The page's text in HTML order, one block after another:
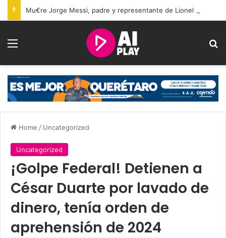
Menu
Home / Uncategorized
Uncategorized
¡Golpe Federal! Detienen a
César Duarte por lavado de
dinero, tenía orden de
aprehensión de 2024